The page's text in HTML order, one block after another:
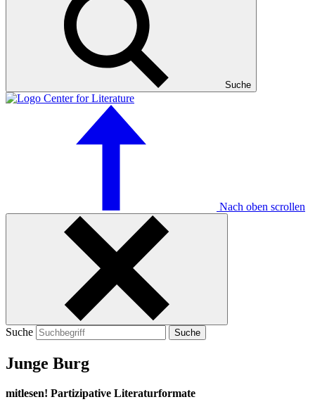
Suche
Nach oben scrollen
Suche Suche
Junge Burg
mitlesen! Partizipative Literaturformate